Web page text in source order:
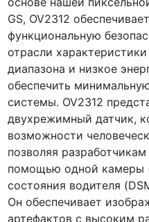
GS, OV2312
функциональную
отрасли
диапазона и низкое
обеспечить
системы. OV2312
двухрежимный датчик,
возможности
позволяя
помощью одной камеры
состояния водителя
Он обеспечивает
артефактов с высоким